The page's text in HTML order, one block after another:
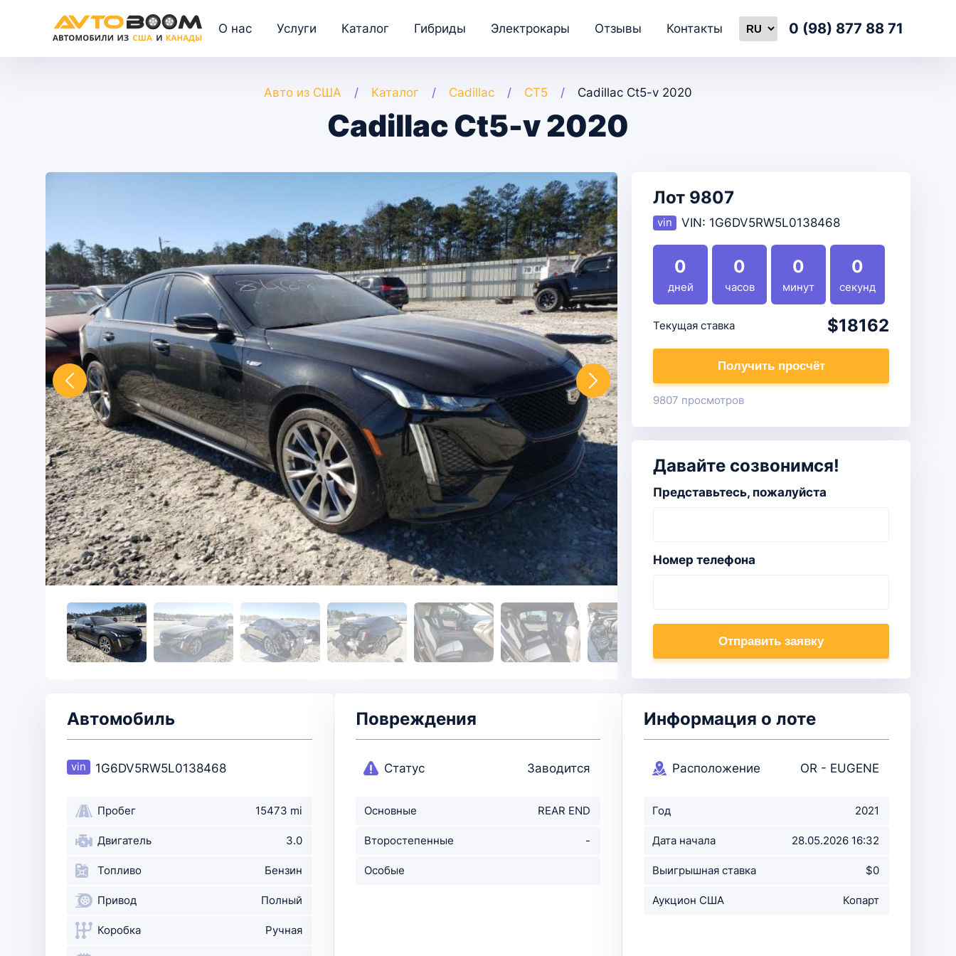
О нас Услуги Каталог Гибриды Электрокары Отзывы Контакты 0 (98) 877 88 71
Авто из США Каталог Cadillac CT5 Cadillac Ct5-v 2020
Cadillac Ct5-v 2020
Лот 9807
VIN: 1G6DV5RW5L0138468
0
дней
0
часов
0
минут
0
секунд
Текущая ставка $18162
Получить просчёт
9807 просмотров
Давайте созвонимся!
Представьтесь, пожалуйста
Номер телефона
Отправить заявку
Автомобиль
1G6DV5RW5L0138468
Пробег 15473 mi
Двигатель 3.0
Топливо Бензин
Привод Полный
Коробка Ручная
Повреждения
Статус Заводится
Основные
повреждения
REAR END
Второстепенные
повр-ния
-
Особые
Информация о лоте
Расположение
OR - EUGENE
Год 2021
Дата начала
аукциона
28.05.2026 16:32
Выигрышная ставка $0
Аукцион США Копарт